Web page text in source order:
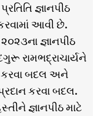
જ્ઞાનપીઠ
આવી છે.
જ્ઞાનપીઠ
રામભદ્રાચાર્યને
કરવા બદલ અને
કરવા બદલ.
જ્ઞાનપીઠ માટે